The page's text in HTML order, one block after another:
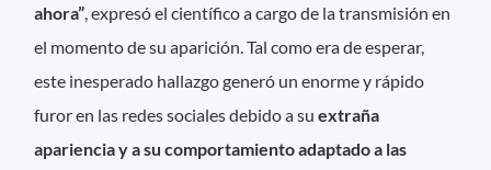
ahora” , expresó el científico a cargo de la transmisión en
el momento de su aparición. Tal como era de esperar,
este inesperado hallazgo generó un enorme y rápido
furor en las redes sociales debido a suextraña
apariencia y a su comportamiento adaptado a las